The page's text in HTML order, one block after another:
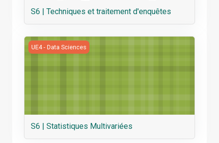
S6 | Techniques et traitement d'enquêtes
S6 | Statistiques Multivariées
UE4 - Data Sciences
S6 | Statistiques Multivariées